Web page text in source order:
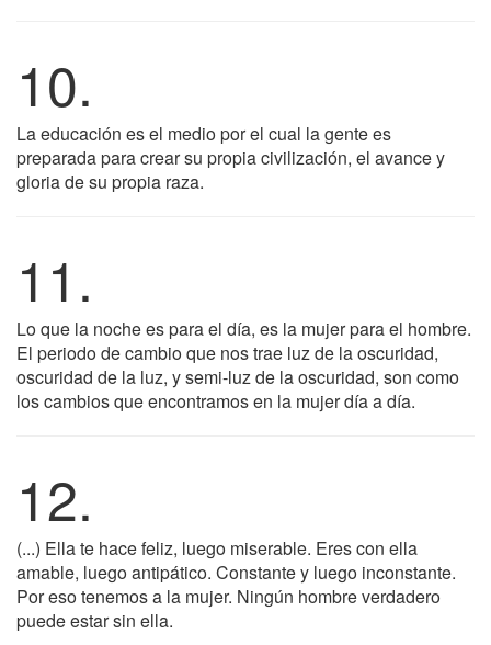
10.
La educación es el medio por el cual la gente es
preparada para crear su propia civilización, el avance y
gloria de su propia raza.
11.
Lo que la noche es para el día, es la mujer para el hombre.
El periodo de cambio que nos trae luz de la oscuridad,
oscuridad de la luz, y semi-luz de la oscuridad, son como
los cambios que encontramos en la mujer día a día.
12.
(...) Ella te hace feliz, luego miserable. Eres con ella
amable, luego antipático. Constante y luego inconstante.
Por eso tenemos a la mujer. Ningún hombre verdadero
puede estar sin ella.